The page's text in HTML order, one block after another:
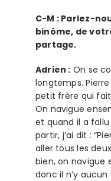
C-M : Parlez-
binôme, de
partage.
Adrien : On se
longtemps.
petit frère qui
On navigue
et quand il a fallu
partir, j’ai dit :
aller tous les
bien, on navigue
donc il n’y